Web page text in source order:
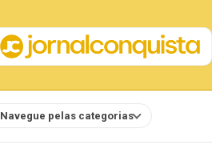
Navegue pelas categorias